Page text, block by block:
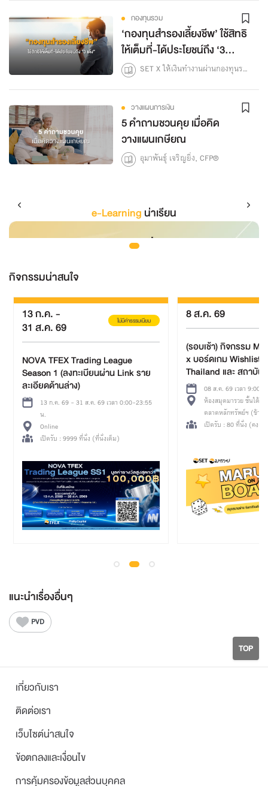
กองทุนรวม
‘กองทุนสำรองเลี้ยงชีพ’ ใช้สิทธิ
ให้เต็มที่-ได้ประโยชน์ถึง ‘3
เด้ง’!!!
SET X ให้เงินทำงานผ่านกองทุนรวม
วางแผนการเงิน
5 คำถามชวนคุย เมื่อคิด
วางแผนเกษียณ
อุมาพันธุ์ เจริญยิ่ง, CFP®
e-Learning น่าเรียน
กิจกรรมน่าสนใจ
13 ก.ค.-
31 ส.ค. 69 ไม่มีค่าธรรมเนียม
NOVA TFEX Trading League
Season 1 (ลงทะเบียนผ่าน Link ราย
ละเอียดด้านล่าง)
13 ก.ค. 69 - 31 ส.ค. 69 เวลา 0:00-23:55
น.
Online
เปิดรับ : 9999 ที่นั่ง (ที่นั่งเต็ม)
8 ส.ค. 69
(รอบเช้า) กิจกรรม
x บอร์ดเกม Wishlist
Thailand และ สถาบัน
การเรียนรู้08 ส.ค. 69 เวลา 9:00-
ห้องสมุดมารวย ชั้นใต้ดิน อา
ตลาดหลักทรัพย์ฯ (ข้าง
ศูนย์วัฒนธรรมฯ ทางออ
เปิดรับ : 80 ที่นั่ง (คงเ
แนะนำเรื่องอื่นๆ
PVD
TOP
เกี่ยวกับเรา
ติดต่อเรา
เว็บไซต์น่าสนใจ
ข้อตกลงและเงื่อนไข
การคุ้มครองข้อมูลส่วนบุคคล